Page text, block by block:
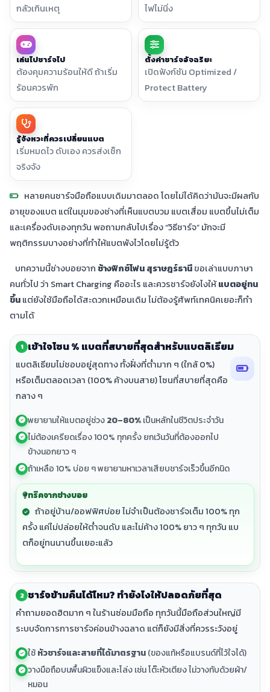
กลัวเกินเหตุ
ไฟไม่นิ่ง
เล่นไปชาร์จไป
ต้องคุมความร้อนให้ดี ถ้าเริ่ม
ร้อนควรพัก
ตั้งค่าชาร์จอัจฉริยะ
เปิดฟังก์ชัน Optimized /
Protect Battery
รู้จังหวะที่ควรเปลี่ยนแบต
เริ่มหมดไว ดับเอง ควรส่งเช็ก
จริงจัง
หลายคนชาร์จมือถือแบบเดิมมาตลอด โดยไม่ได้คิดว่ามันจะมีผลกับ
อายุของแบต แต่ในมุมของช่างที่เห็นแบตบวม แบตเสื่อม แบตขึ้นไม่เต็ม
และเครื่องดับเองทุกวัน พอถามกลับไปเรื่อง “วิธีชาร์จ” มักจะมี
พฤติกรรมบางอย่างที่ทำให้แบตพังไวโดยไม่รู้ตัว
บทความนี้ช่างบอยจากช้างฟิกซ์โฟน สุราษฎร์ธานีขอเล่าแบบภาษา
คนทั่วไป ว่า Smart Charging คืออะไร และควรชาร์จยังไงให้แบตอยู่ทน
ขึ้นแต่ยังใช้มือถือได้สะดวกเหมือนเดิม ไม่ต้องรู้ศัพท์เทคนิคเยอะก็ทำ
ตามได้
1 เข้าใจโซน % แบตที่สบายที่สุดสำหรับแบตลิเธียม
แบตลิเธียมไม่ชอบอยู่สุดทาง ทั้งฝั่งที่ต่ำมาก ๆ (ใกล้ 0%)
หรือเต็มตลอดเวลา (100% ค้างบนสาย) โซนที่สบายที่สุดคือ
กลาง ๆ
พยายามให้แบตอยู่ช่วง20–80%เป็นหลักในชีวิตประจำวัน
ไม่ต้องเครียดเรื่อง 100% ทุกครั้ง ยกเว้นวันที่ต้องออกไป
ข้างนอกยาว ๆ
ถ้าเหลือ 10% บ่อย ๆ พยายามหาเวลาเสียบชาร์จเร็วขึ้นอีกนิด
ทริคจากช่างบอย
ถ้าอยู่บ้าน/ออฟฟิศบ่อย ไม่จำเป็นต้องชาร์จเต็ม 100% ทุก
ครั้ง แค่ไม่ปล่อยให้ต่ำจนดับ และไม่ค้าง 100% ยาว ๆ ทุกวัน แบ
ตก็อยู่ทนนานขึ้นเยอะแล้ว
2 ชาร์จข้ามคืนได้ไหม? ทำยังไงให้ปลอดภัยที่สุด
คำถามยอดฮิตมาก ๆ ในร้านซ่อมมือถือ ทุกวันนี้มือถือส่วนใหญ่มี
ระบบจัดการการชาร์จค่อนข้างฉลาด แต่ก็ยังมีสิ่งที่ควรระวังอยู่
ใช้หัวชาร์จและสายที่ได้มาตรฐาน(ของแท้หรือแบรนด์ที่ไว้ใจได้)
วางมือถือบนพื้นผิวแข็งและโล่ง เช่น โต๊ะหัวเตียง ไม่วางทับด้วยผ้า/
หมอน